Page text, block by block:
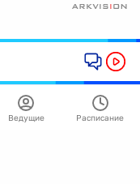
Ведущие Расписание